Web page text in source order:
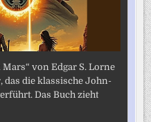
von Edgar S. Lorne
das die klassische John-
Das Buch zieht